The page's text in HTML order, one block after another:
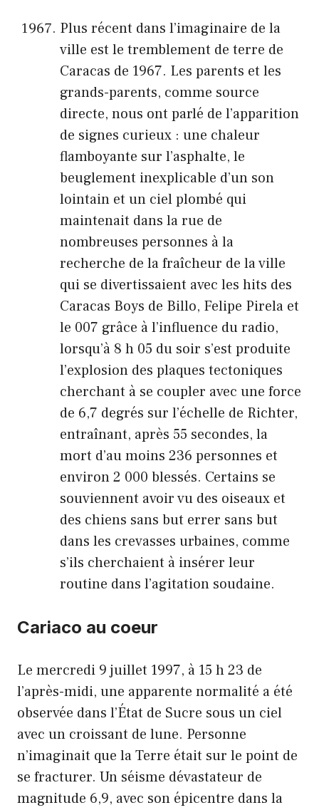
Plus récent dans l’imaginaire de la
ville est le tremblement de terre de
Caracas de 1967. Les parents et les
grands-parents, comme source
directe, nous ont parlé de l’apparition
de signes curieux : une chaleur
flamboyante sur l’asphalte, le
beuglement inexplicable d’un son
lointain et un ciel plombé qui
maintenait dans la rue de
nombreuses personnes à la
recherche de la fraîcheur de la ville
qui se divertissaient avec les hits des
Caracas Boys de Billo, Felipe Pirela et
le 007 grâce à l’influence du radio,
lorsqu’à 8 h 05 du soir s’est produite
l’explosion des plaques tectoniques
cherchant à se coupler avec une force
de 6,7 degrés sur l’échelle de Richter,
entraînant, après 55 secondes, la
mort d’au moins 236 personnes et
environ 2 000 blessés. Certains se
souviennent avoir vu des oiseaux et
des chiens sans but errer sans but
dans les crevasses urbaines, comme
s’ils cherchaient à insérer leur
routine dans l’agitation soudaine.
Cariaco au coeur
Le mercredi 9 juillet 1997, à 15 h 23 de
l’après-midi, une apparente normalité a été
observée dans l’État de Sucre sous un ciel
avec un croissant de lune. Personne
n’imaginait que la Terre était sur le point de
se fracturer. Un séisme dévastateur de
magnitude 6,9, avec son épicentre dans la